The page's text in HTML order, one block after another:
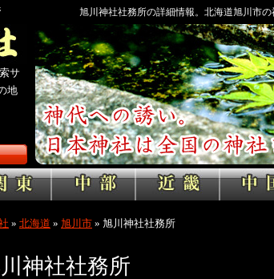
旭川神社社務所の詳細情報。北海道旭川市
サ
地
» 北海道 » 旭川市 » 旭川神社社務所
神社社務所